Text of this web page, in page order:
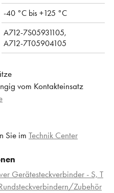
-40 °C bis +125 °C
A712-7S05931105,
A712-7T05904105
vom Kontakteinsatz
Sie im Technik Center
Gerätesteckverbinder - S, T
Zubehör